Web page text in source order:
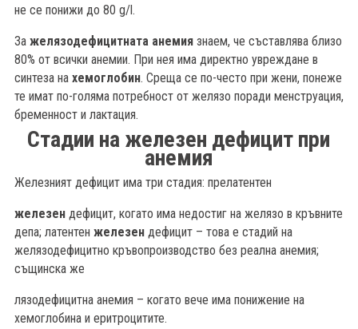
не се понижи до 80 g/l.
За желязодефицитната анемиязнаем, че съставлява близо
80% от всички анемии. При нея има директно увреждане в
синтеза на хемоглобин. Среща се по-често при жени, понеже
те имат по-голяма потребност от желязо поради менструация,
бременност и лактация.
Стадии на железен дефицит при
анемия
Железният дефицит има три стадия: прелатентен
железендефицит, когато има недостиг на желязо в кръвните
депа; латентен железендефицит – това е стадий на
желязодефицитно кръвопроизводство без реална анемия;
същинска же
лязодефицитна анемия – когато вече има понижение на
хемоглобина и еритроцитите.